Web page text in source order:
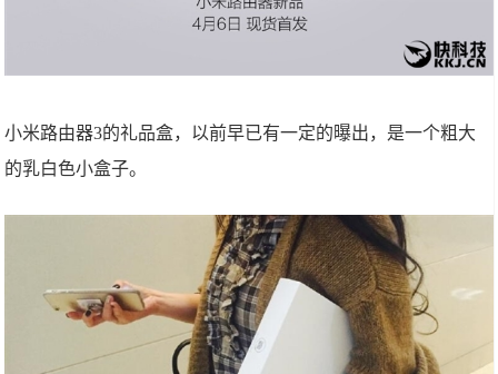
小米路由器3的礼品盒，以前早已有一定的曝出，是一个粗大
的乳白色小盒子。